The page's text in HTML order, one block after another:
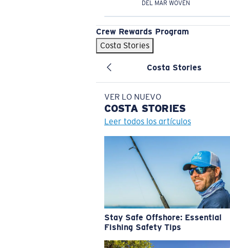
DEL MAR WOVEN
Crew Rewards Program
Costa Stories
Costa Stories
VER LO NUEVO
COSTA STORIES
Leer todos los artículos
Stay Safe Offshore: Essential
Fishing Safety Tips